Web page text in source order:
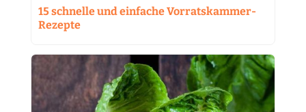
15 schnelle und einfache Vorratskammer-
Rezepte